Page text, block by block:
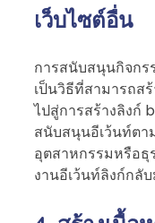
เว็บไซต์อื่น
การสนับสนุนกิจกร
เป็นวิธีที่สามารถ
ไปสู่การสร้างลิง
สนับสนุนอีเว้นท์ตา
อุตสาหกรรมหรือธุ
งานอีเว้นท์ลิงก์กลั